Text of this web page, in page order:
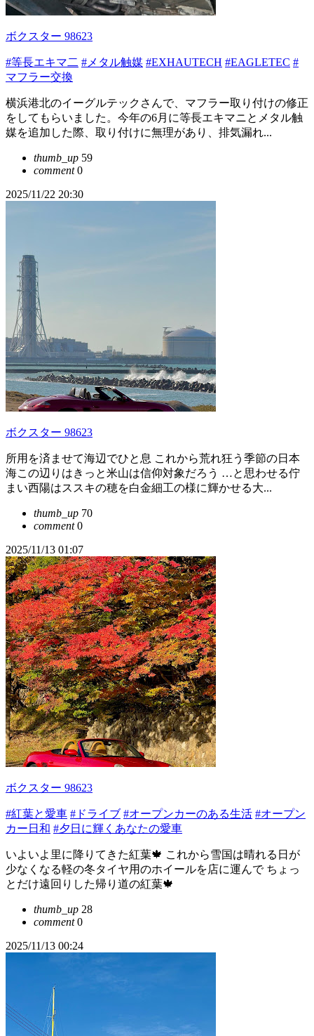
ボクスター 98623
#等長エキマ二 #メタル触媒 #EXHAUTECH #EAGLETEC #
マフラー交換
横浜港北のイーグルテックさんで、マフラー取り付けの修正
をしてもらいました。今年の6月に等長エキマニとメタル触
媒を追加した際、取り付けに無理があり、排気漏れ...
thumb_up 59
comment0
2025/11/22 20:30
ボクスター 98623
所用を済ませて海辺でひと息 これから荒れ狂う季節の日本
海この辺りはきっと米山は信仰対象だろう …と思わせる佇
まい西陽はススキの穂を白金細工の様に輝かせる大...
thumb_up 70
comment0
2025/11/13 01:07
ボクスター 98623
#紅葉と愛車 #ドライブ #オープンカーのある生活 #オープン
カー日和 #夕日に輝くあなたの愛車
いよいよ里に降りてきた紅葉🍁 これから雪国は晴れる日が
少なくなる軽の冬タイヤ用のホイールを店に運んで ちょっ
とだけ遠回りした帰り道の紅葉🍁
thumb_up 28
comment0
2025/11/13 00:24